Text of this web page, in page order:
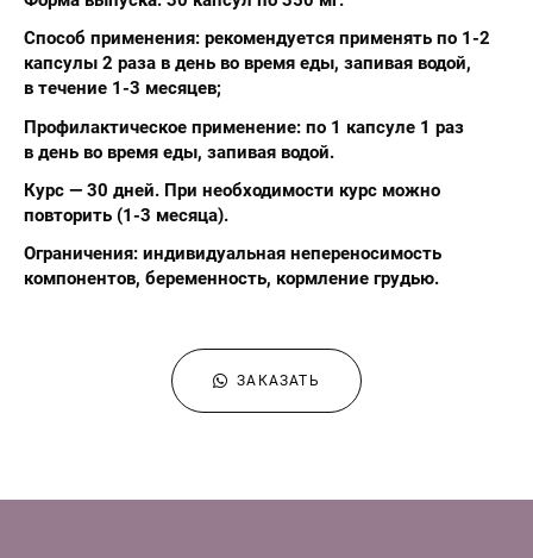
Способ применения: рекомендуется применять по 1-2
капсулы 2 раза в день во время еды, запивая водой,
в течение 1-3 месяцев;
Профилактическое применение: по 1 капсуле 1 раз
в день во время еды, запивая водой.
Курс — 30 дней. При необходимости курс можно
повторить (1-3 месяца).
Ограничения: индивидуальная непереносимость
компонентов, беременность, кормление грудью.
ЗАКАЗАТЬ